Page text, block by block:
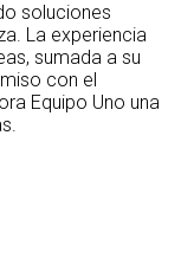
soluciones
La experiencia
sumada a su
con el
Equipo Uno una